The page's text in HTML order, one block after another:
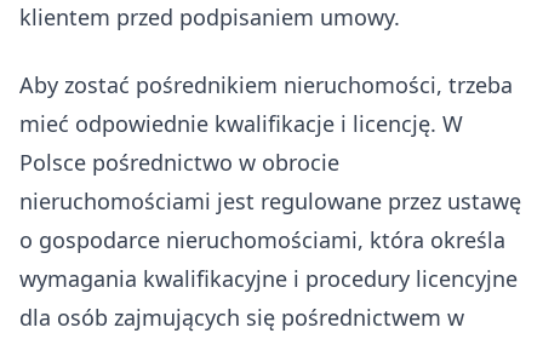
klientem przed podpisaniem umowy.
Aby zostać pośrednikiem nieruchomości, trzeba
mieć odpowiednie kwalifikacje i licencję. W
Polsce pośrednictwo w obrocie
nieruchomościami jest regulowane przez ustawę
o gospodarce nieruchomościami, która określa
wymagania kwalifikacyjne i procedury licencyjne
dla osób zajmujących się pośrednictwem w